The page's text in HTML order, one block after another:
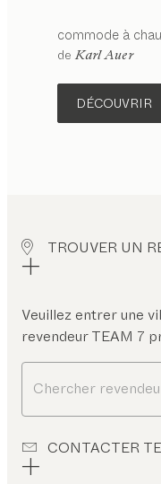
commode à
de Karl Auer
DÉCOUVRIR
TROUVER UN
Veuillez entrer une
revendeur TEAM 7
Chercher
CONTACTER